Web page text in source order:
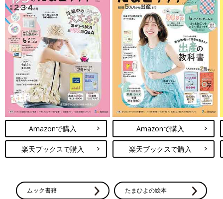
Amazonで購入
楽天ブックスで購入
Amazonで購入
楽天ブックスで購入
ムック書籍 たまひよの絵本